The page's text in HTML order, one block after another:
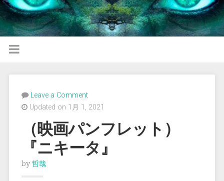
Leave a Comment
Updated on 1月 1, 2021
（映画パンフレット）
『ニキータ』
by 哲哉